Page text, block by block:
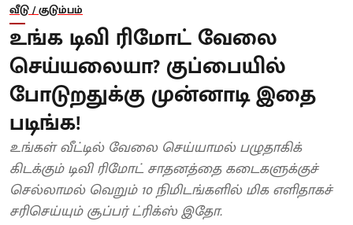
வீடு / குடும்பம்
உங்க டிவி ரிமோட் வேலை
செய்யலையா? குப்பையில்
போடுறதுக்கு முன்னாடி இதை
படிங்க!
உங்கள் வீட்டில் வேலை செய்யாமல் பழுதாகிக்
கிடக்கும் டிவி ரிமோட் சாதனத்தை கடைகளுக்குச்
செல்லாமல் வெறும் 10 நிமிடங்களில் மிக எளிதாகச்
சரிசெய்யும் சூப்பர் ட்ரிக்ஸ் இதோ.